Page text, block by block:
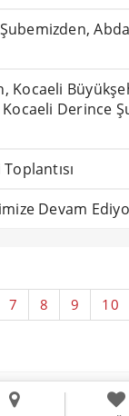
Kocaeli
Kocaeli Derince
Devam
7 8 9 10